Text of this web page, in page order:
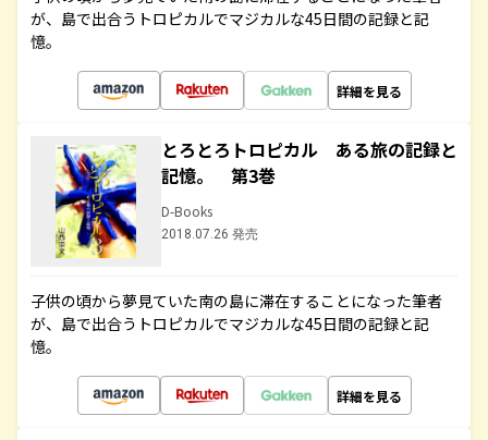
が、島で出合うトロピカルでマジカルな45日間の記録と記
憶。
詳細を見る
とろとろトロピカル ある旅の記録と
記憶。 第3巻
D-Books
2018.07.26 発売
子供の頃から夢見ていた南の島に滞在することになった筆者
が、島で出合うトロピカルでマジカルな45日間の記録と記
憶。
詳細を見る